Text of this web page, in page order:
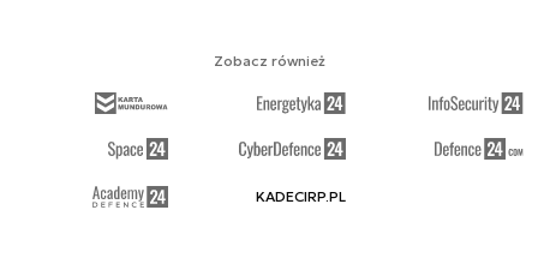
Zobacz również
KADECIRP.PL